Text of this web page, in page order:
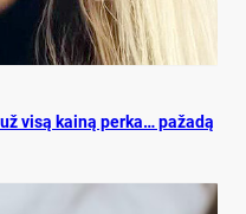
vi­są kai­ną per­ka… pa­ža­dą